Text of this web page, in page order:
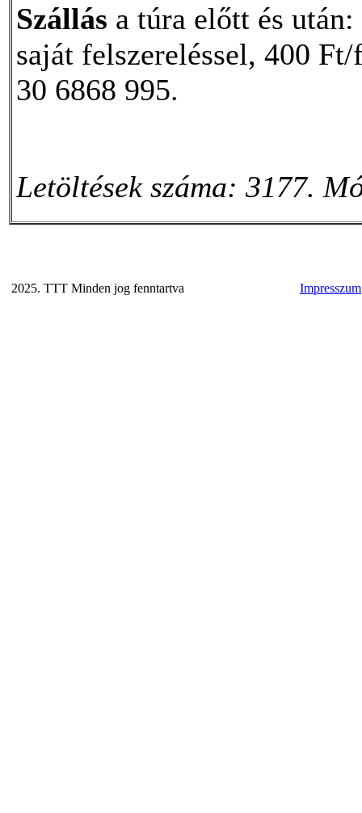
Szállás a túra előtt és
saját felszereléssel, 400
30 6868 995.
Letöltések száma: 3177.
2025. TTT Minden jog fenntartva Impresszum